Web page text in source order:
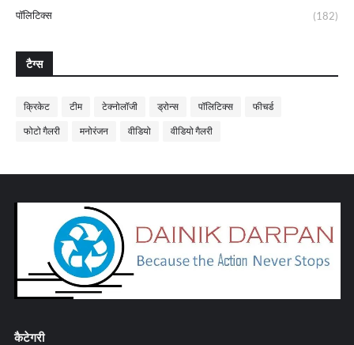
पॉलिटिक्स
(182)
टैग्स
क्रिकेट टीम टेक्नोलॉजी ड्रोन्स पॉलिटिक्स फीचर्ड
फोटो गैलरी मनोरंजन वीडियो वीडियो गैलरी
कैटेगरी